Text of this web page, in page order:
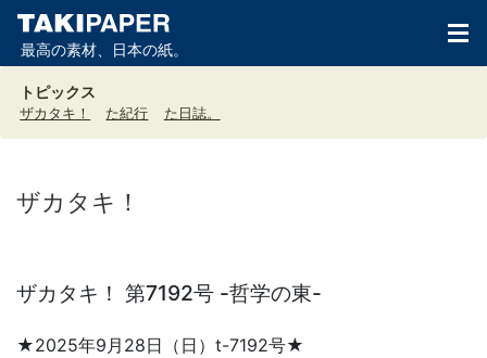
最高の素材、日本の紙。
トピックス
ザカタキ！ た紀行 た日誌。
ザカタキ！
ザカタキ！ 第7192号 -哲学の東-
★2025年9月28日（日）t-7192号★